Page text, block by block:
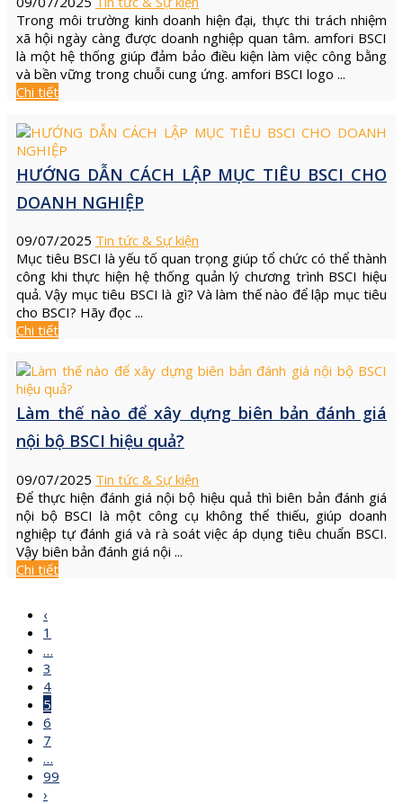
Trong môi trường kinh doanh hiện đại, thực thi trách nhiệm
xã hội ngày càng được doanh nghiệp quan tâm. amfori BSCI
là một hệ thống giúp đảm bảo điều kiện làm việc công bằng
và bền vững trong chuỗi cung ứng. amfori BSCI logo ...
Chi tiết
HƯỚNG DẪN CÁCH LẬP MỤC TIÊU BSCI CHO
DOANH NGHIỆP
09/07/2025 Tin tức & Sự kiện
Mục tiêu BSCI là yếu tố quan trọng giúp tổ chức có thể thành
công khi thực hiện hệ thống quản lý chương trình BSCI hiệu
quả. Vậy mục tiêu BSCI là gì? Và làm thế nào để lập mục tiêu
cho BSCI? Hãy đọc ...
Chi tiết
Làm thế nào để xây dựng biên bản đánh giá
nội bộ BSCI hiệu quả?
09/07/2025 Tin tức & Sự kiện
Để thực hiện đánh giá nội bộ hiệu quả thì biên bản đánh giá
nội bộ BSCI là một công cụ không thể thiếu, giúp doanh
nghiệp tự đánh giá và rà soát việc áp dụng tiêu chuẩn BSCI.
Vậy biên bản đánh giá nội ...
Chi tiết
‹
1
…
3
4
5
6
7
…
99
›